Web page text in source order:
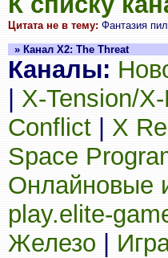
Цитата не в тему: Фантазия
» Канал X2: The Threat
Каналы:
X-Tension/
Conflict
X
Space
Онлайновые
play.elite-
Железо